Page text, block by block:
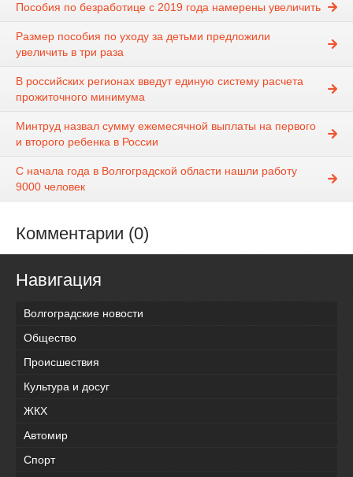
Пособия по безработице с 2019 года намерены увеличить
Размер пособия по уходу за детьми предложили
увеличить в три раза
В российских регионах введут единую систему расчета
прожиточного минимума
Минтруд назвал сумму ежемесячной выплаты на первого
и второго ребенка в России
С начала года в Волгоградской области нашли работу
9000 человек
Комментарии (0)
Навигация
Волгоградские новости
Общество
Происшествия
Культура и досуг
ЖКХ
Автомир
Спорт